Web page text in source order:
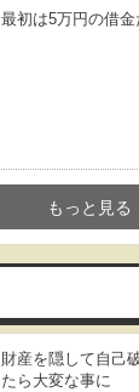
最初は5万円の借金
もっと見る
財産を隠して自己
たら大変な事に